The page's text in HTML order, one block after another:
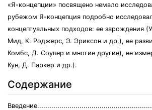
«Я-концепции» посвящено немало
рубежом Я-концепция подробно
концептуальных подходов: ее зарождения
Мид, К. Роджерс, Э. Эриксон и др.), ее
Комбс, Д. Соупер и многие другие), ее
Кун, Д. Паркер и др.).
Содержание